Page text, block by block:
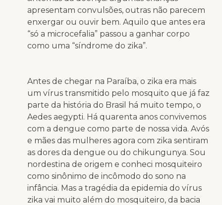
apresentam convulsões, outras não parecem
enxergar ou ouvir bem. Aquilo que antes era
“só a microcefalia” passou a ganhar corpo
como uma “síndrome do zika”.
Antes de chegar na Paraíba, o zika era mais
um vírus transmitido pelo mosquito que já faz
parte da história do Brasil há muito tempo, o
Aedes aegypti. Há quarenta anos convivemos
com a dengue como parte de nossa vida. Avós
e mães das mulheres agora com zika sentiram
as dores da dengue ou do chikungunya. Sou
nordestina de origem e conheci mosquiteiro
como sinônimo de incômodo do sono na
infância. Mas a tragédia da epidemia do vírus
zika vai muito além do mosquiteiro, da bacia